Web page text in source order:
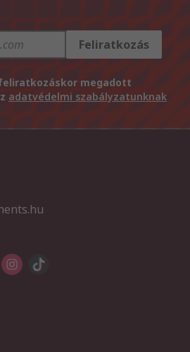
Feliratkozás
megadott
adatvédelmi szabályzatunknak